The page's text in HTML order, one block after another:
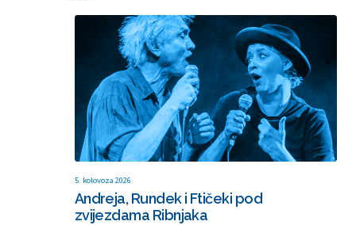
5. kolovoza 2026
Andreja, Rundek i Ftičeki pod
zvijezdama Ribnjaka